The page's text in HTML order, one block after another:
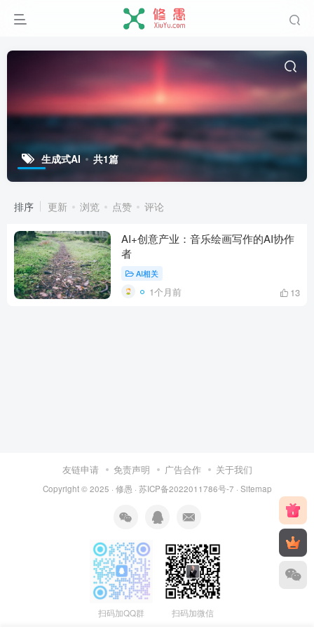
生成式AI 共1篇
排序 更新 浏览 点赞 评论
AI+创意产业：音乐绘画写作的AI协作
者
AI相关
1个月前 13
友链申请 免责声明 广告合作 关于我们
Copyright © 2025 · 修愚 · 苏ICP备2022011786号-7 · Sitemap
扫码加QQ群 扫码加微信